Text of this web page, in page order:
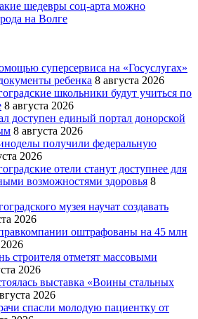
шедевры соц-арта можно
на Волге
суперсервиса на «Госуслугах»
ребенка 8 августа 2026
школьники будут учиться по
8 августа 2026
доступен единый портал донорской
8 августа 2026
получили федеральную
2026
отели станут доступнее для
возможностями здоровья 8
музея научат создавать
2026
оштрафованы на 45 млн
строителя отметят массовыми
2026
выставка «Воины стальных
2026
спасли молодую пациентку от